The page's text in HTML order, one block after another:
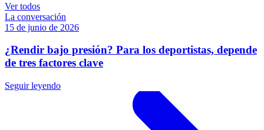
Ver todos
La conversación
15 de junio de 2026
¿Rendir bajo presión? Para los deportistas, depende
de tres factores clave
Seguir leyendo